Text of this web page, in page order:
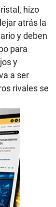
hizo
atrás la
y deben
para
y
a ser
rivales se